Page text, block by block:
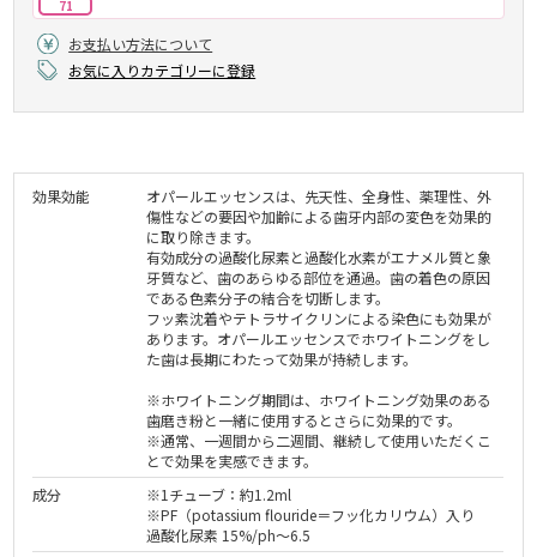
71
お支払い方法について
お気に入りカテゴリーに登録
効果効能
オパールエッセンスは、先天性、全身性、薬理性、外
傷性などの要因や加齢による歯牙内部の変色を効果的
に取り除きます。
有効成分の過酸化尿素と過酸化水素がエナメル質と象
牙質など、歯のあらゆる部位を通過。歯の着色の原因
である色素分子の結合を切断します。
フッ素沈着やテトラサイクリンによる染色にも効果が
あります。オパールエッセンスでホワイトニングをし
た歯は長期にわたって効果が持続します。
※ホワイトニング期間は、ホワイトニング効果のある
歯磨き粉と一緒に使用するとさらに効果的です。
※通常、一週間から二週間、継続して使用いただくこ
とで効果を実感できます。
成分
※1チューブ：約1.2ml
※PF（potassium flouride＝フッ化カリウム）入り
過酸化尿素 15%/ph～6.5